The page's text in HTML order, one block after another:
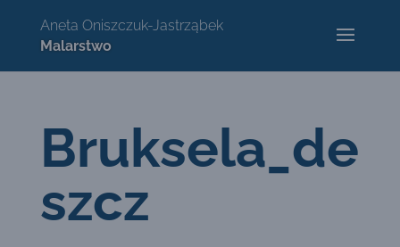
Bruksela_de
szcz